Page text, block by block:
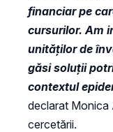
financiar pe
cursurilor. Am
unităților de
găsi soluții
contextul
declarat Monica
cercetării.